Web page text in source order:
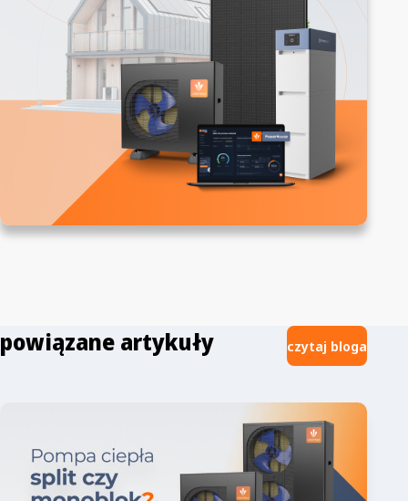
powiązane artykuły czytaj bloga